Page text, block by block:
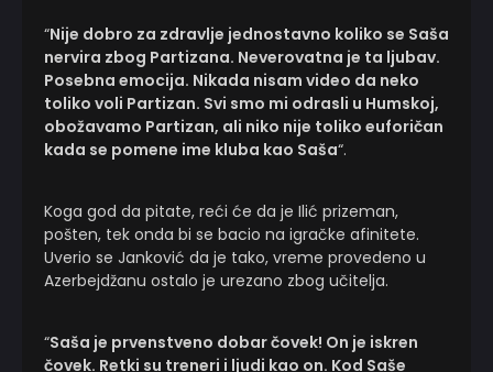
“Nije dobro za zdravlje jednostavno koliko se Saša
nervira zbog Partizana. Neverovatna je ta ljubav.
Posebna emocija. Nikada nisam video da neko
toliko voli Partizan. Svi smo mi odrasli u Humskoj,
obožavamo Partizan, ali niko nije toliko euforičan
kada se pomene ime kluba kao Saša“.
Koga god da pitate, reći će da je Ilić prizeman,
pošten, tek onda bi se bacio na igračke afinitete.
Uverio se Janković da je tako, vreme provedeno u
Azerbejdžanu ostalo je urezano zbog učitelja.
“Saša je prvenstveno dobar čovek! On je iskren
čovek. Retki su treneri i ljudi kao on. Kod Saše